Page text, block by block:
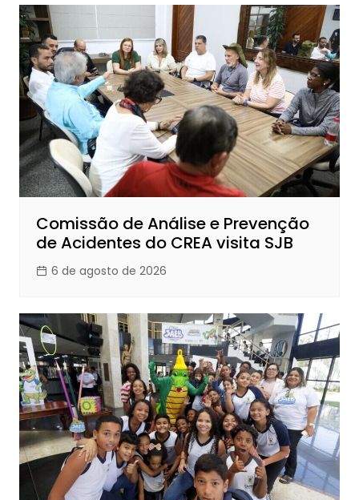
Comissão de Análise e Prevenção
de Acidentes do CREA visita SJB
6 de agosto de 2026